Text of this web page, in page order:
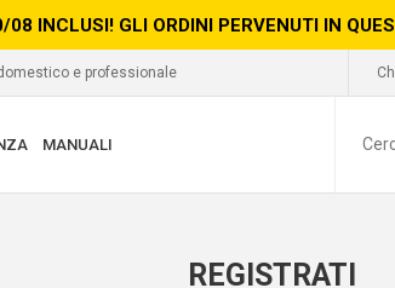
INCLUSI! GLI ORDINI PERVENUTI IN
e professionale
MANUALI
REGISTRATI